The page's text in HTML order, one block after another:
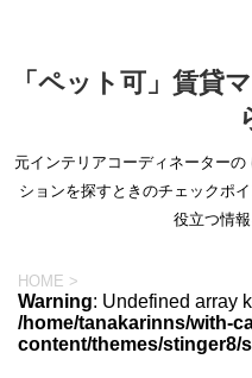
「ペット可」賃貸
元インテリアコーディネーター
ションを探すときのチェックポ
役立つ情報
HOME >
Warning: Undefined array
/home/tanakarinns/with-
content/themes/stinger8/